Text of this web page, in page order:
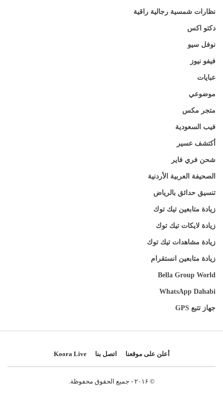
نظارات شمسية رجالية راقية
دكتو اكس
نوفل سيو
فيفو نيوز
عبايات
موضوعي
متجر مكس
فيب السعودية
أكتشف عسير
شحن فري فاير
الصحيفة العربية الأردنية
تنسيق حدائق بالرياض
زيادة متابعين تيك توك
زيادة لايكات تيك توك
زيادة مشاهدات تيك توك
زيادة متابعين انستقرام
Bella Group World
WhatsApp Dahabi
جهاز تتبع GPS
أعلن على موقعنا اتصل بنا Koora Live
© ۲۰۱۶ - جميع الحقوق محفوظة.